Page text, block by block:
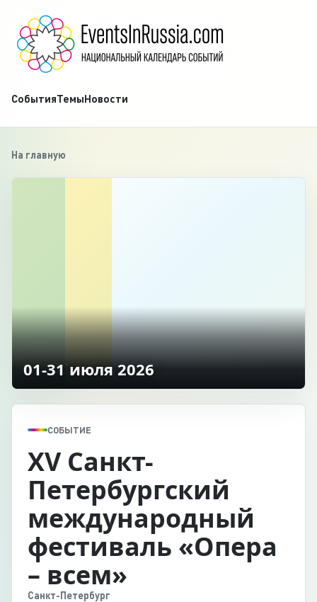
СобытияТемыНовости
На главную
01-31 июля 2026
СОБЫТИЕ
XV Санкт-
Петербургский
международный
фестиваль «Опера
– всем»
Санкт-Петербург